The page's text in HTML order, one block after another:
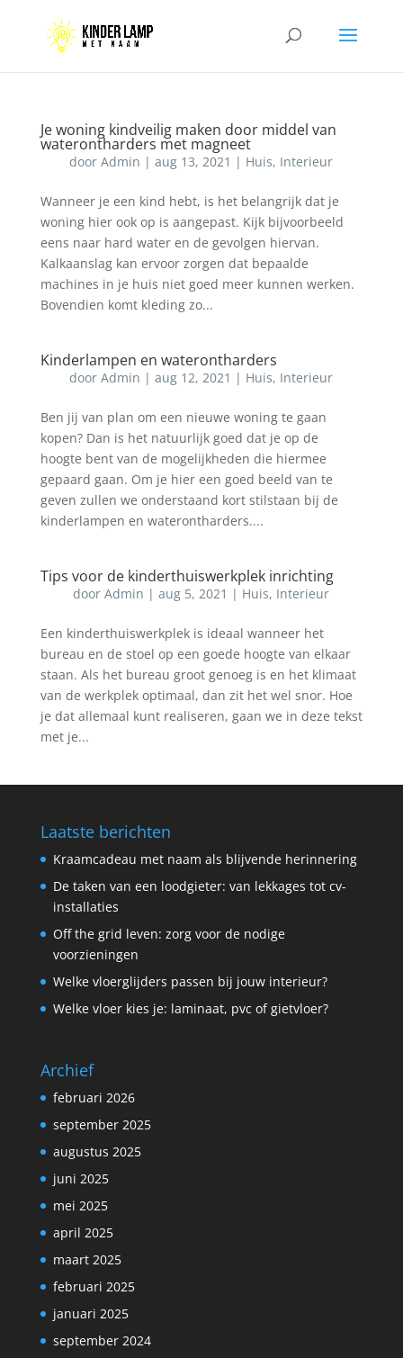
Je woning kindveilig maken door middel van
waterontharders met magneet
doorAdmin |aug 13, 2021 | Huis, Interieur
Wanneer je een kind hebt, is het belangrijk dat je
woning hier ook op is aangepast. Kijk bijvoorbeeld
eens naar hard water en de gevolgen hiervan.
Kalkaanslag kan ervoor zorgen dat bepaalde
machines in je huis niet goed meer kunnen werken.
Bovendien komt kleding zo...
Kinderlampen en waterontharders
doorAdmin |aug 12, 2021 | Huis, Interieur
Ben jij van plan om een nieuwe woning te gaan
kopen? Dan is het natuurlijk goed dat je op de
hoogte bent van de mogelijkheden die hiermee
gepaard gaan. Om je hier een goed beeld van te
geven zullen we onderstaand kort stilstaan bij de
kinderlampen en waterontharders....
Tips voor de kinderthuiswerkplek inrichting
doorAdmin |aug 5, 2021 | Huis, Interieur
Een kinderthuiswerkplek is ideaal wanneer het
bureau en de stoel op een goede hoogte van elkaar
staan. Als het bureau groot genoeg is en het klimaat
van de werkplek optimaal, dan zit het wel snor. Hoe
je dat allemaal kunt realiseren, gaan we in deze tekst
met je...
Laatste berichten
Kraamcadeau met naam als blijvende herinnering
De taken van een loodgieter: van lekkages tot cv-
installaties
Off the grid leven: zorg voor de nodige
voorzieningen
Welke vloerglijders passen bij jouw interieur?
Welke vloer kies je: laminaat, pvc of gietvloer?
Archief
februari 2026
september 2025
augustus 2025
juni 2025
mei 2025
april 2025
maart 2025
februari 2025
januari 2025
september 2024